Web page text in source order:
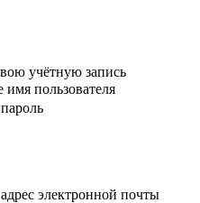
учётную запись
пользователя
электронной почты